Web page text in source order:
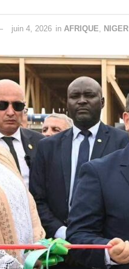
juin 4, 2026 in AFRIQUE, NIGER